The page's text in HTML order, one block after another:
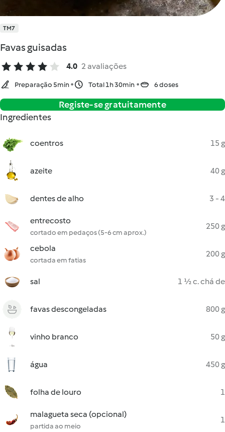
TM7
Favas guisadas
4.0 2 avaliações
Preparação 5min Total 1h 30min 6 doses
Registe-se gratuitamente
Ingredientes
coentros 15 g
azeite 40 g
dentes de alho 3 - 4
entrecosto
cortado em pedaços (5-6 cm aprox.)
250 g
cebola
cortada em fatias
200 g
sal 1 ½ c. chá de
favas descongeladas 800 g
vinho branco 50 g
água 450 g
folha de louro 1
malagueta seca (opcional)
partida ao meio
1